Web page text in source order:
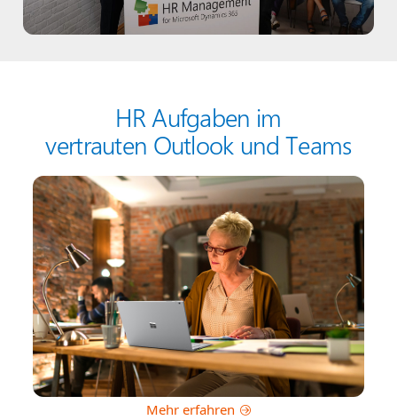
HR Aufgaben im
vertrauten Outlook und Teams
Mehr erfahren